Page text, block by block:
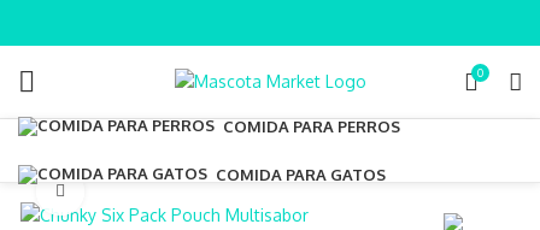
0
COMIDA PARA PERROS
COMIDA PARA GATOS